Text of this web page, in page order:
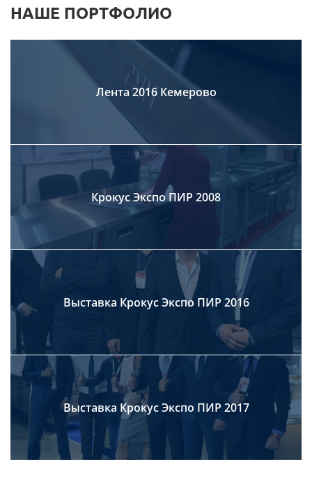
НАШЕ ПОРТФОЛИО
Лента 2016 Кемерово
Крокус Экспо ПИР 2008
Выставка Крокус Экспо ПИР 2016
Выставка Крокус Экспо ПИР 2017